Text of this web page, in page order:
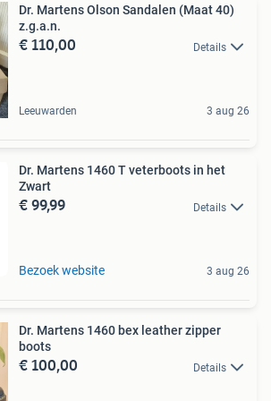
Dr. Martens Olson Sandalen (Maat 40)
z.g.a.n.
€ 110,00 Details
Leeuwarden 3 aug 26
Dr. Martens 1460 T veterboots in het
Zwart
€ 99,99 Details
Bezoek website 3 aug 26
Dr. Martens 1460 bex leather zipper
boots
€ 100,00 Details